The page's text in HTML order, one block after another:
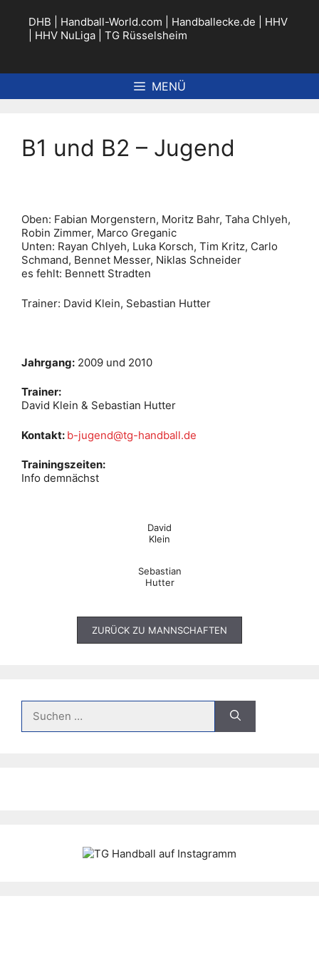
springen
DHB Handball-World.com Handballecke.de
HHV
HHV NuLiga TG Rüsselsheim
MENÜ
B1 und B2 – Jugend
Oben: Fabian Morgenstern, Moritz Bahr, Taha Chlyeh,
Robin Zimmer, Marco Greganic
Unten: Rayan Chlyeh, Luka Korsch, Tim Kritz, Carlo
Schmand, Bennet Messer, Niklas Schneider
es fehlt: Bennett Stradten
Trainer: David Klein, Sebastian Hutter
Jahrgang: 2009 und 2010
Trainer:
David Klein & Sebastian Hutter
Kontakt: b-jugend@tg-handball.de
Trainingszeiten:
Info demnächst
David
Klein
Sebastian
Hutter
ZURÜCK ZU MANNSCHAFTEN
nach: